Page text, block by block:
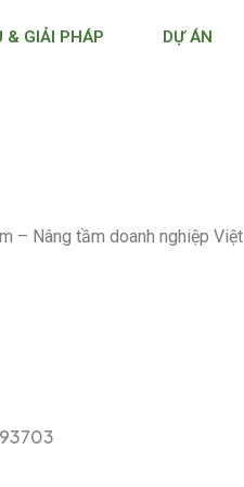
& GIẢI PHÁP DỰ ÁN
– Nâng tầm doanh nghiệp Việt